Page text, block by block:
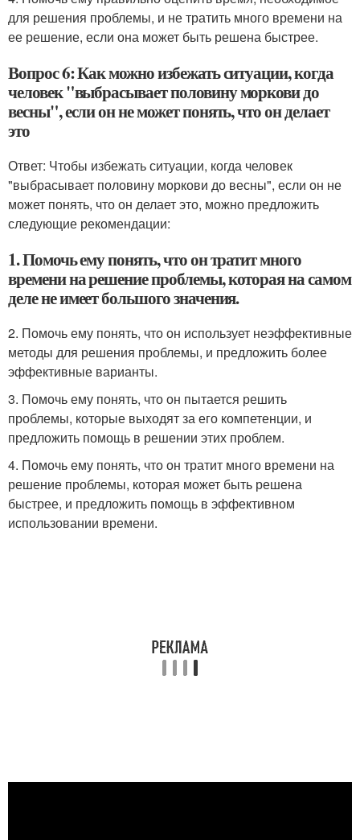
для решения проблемы, и не тратить много времени на
ее решение, если она может быть решена быстрее.
Вопрос 6: Как можно избежать ситуации, когда
человек "выбрасывает половину моркови до
весны", если он не может понять, что он делает
это
Ответ: Чтобы избежать ситуации, когда человек
"выбрасывает половину моркови до весны", если он не
может понять, что он делает это, можно предложить
следующие рекомендации:
1. Помочь ему понять, что он тратит много
времени на решение проблемы, которая на самом
деле не имеет большого значения.
2. Помочь ему понять, что он использует неэффективные
методы для решения проблемы, и предложить более
эффективные варианты.
3. Помочь ему понять, что он пытается решить
проблемы, которые выходят за его компетенции, и
предложить помощь в решении этих проблем.
4. Помочь ему понять, что он тратит много времени на
решение проблемы, которая может быть решена
быстрее, и предложить помощь в эффективном
использовании времени.